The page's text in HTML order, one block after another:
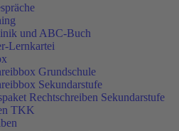
und ABC-Buch
Lernkartei
Grundschule
Sekundarstufe
Rechtschreiben Sekundarstufe
TKK